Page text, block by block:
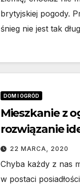
brytyjskiej pogody.
śnieg nie jest tak
DOM I OGRÓD
Mieszkanie z
rozwiązanie
22 MARCA, 2020
Chyba każdy z nas
w postaci